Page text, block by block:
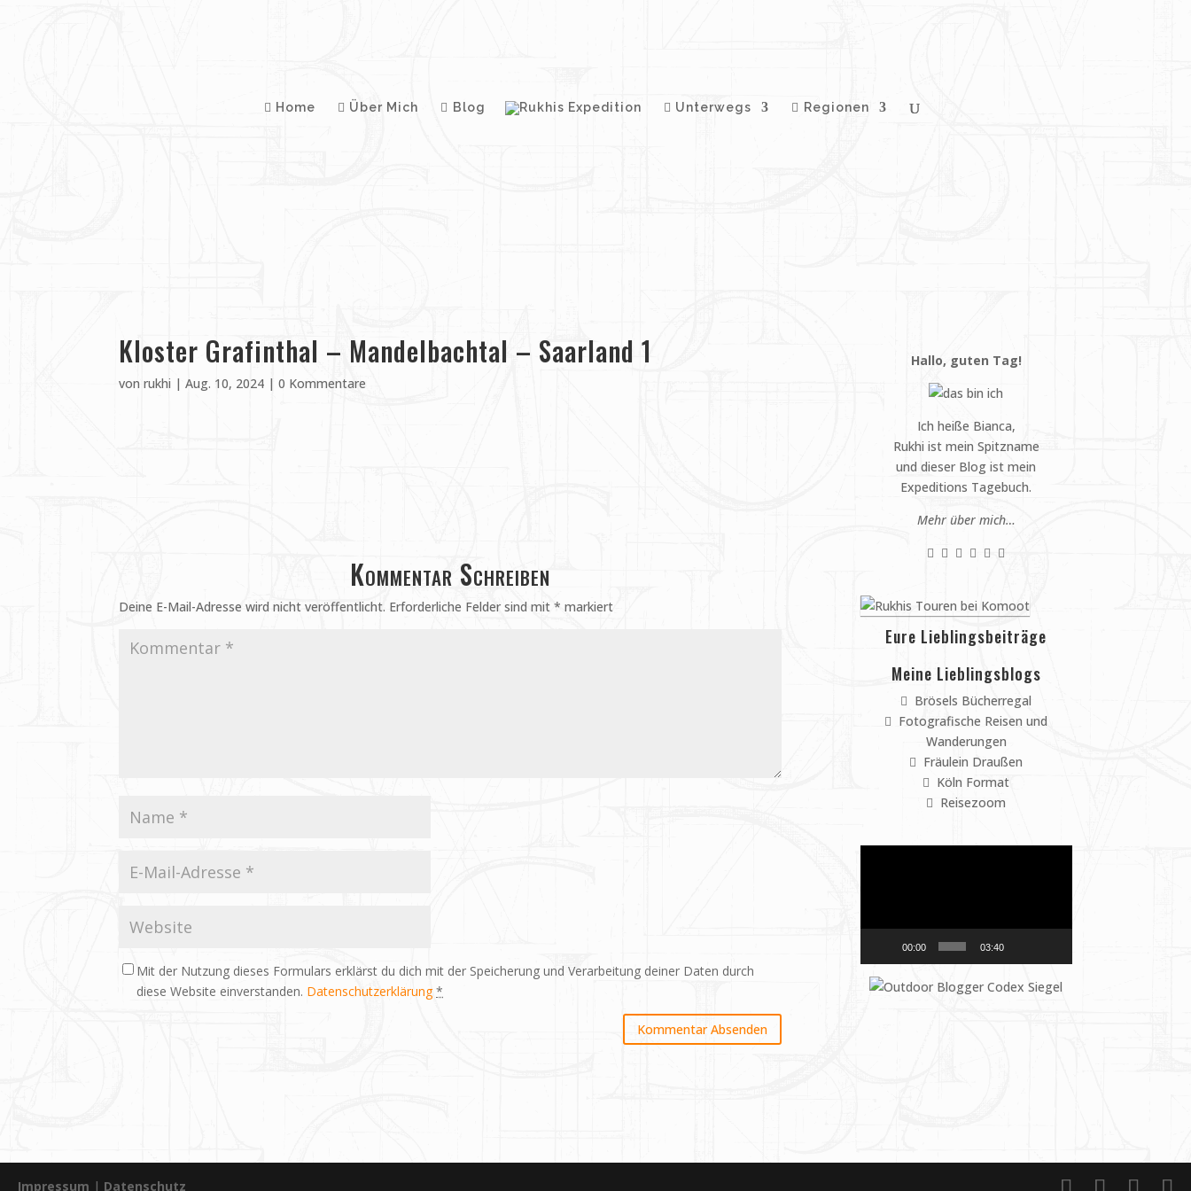
Home Über Mich Blog Unterwegs Regionen
Kloster Grafinthal – Mandelbachtal – Saarland 1
vonrukhi |Aug. 10, 2024 |0 Kommentare
Kommentar Schreiben
Deine E-Mail-Adresse wird nicht veröffentlicht. Erforderliche Felder sind mit* markiert
Mit der Nutzung dieses Formulars erklärst du dich mit der Speicherung und Verarbeitung deiner Daten durch
diese Website einverstanden. Datenschutzerklärung *
Hallo, guten Tag!
Ich heiße Bianca,
Rukhi ist mein Spitzname
und dieser Blog ist mein
Expeditions Tagebuch.
Mehr über mich…
Eure Lieblingsbeiträge
Meine Lieblingsblogs
Brösels Bücherregal
Fotografische Reisen und
Wanderungen
Fräulein Draußen
Köln Format
Reisezoom
00:00 03:40
Impressum | Datenschutz